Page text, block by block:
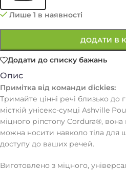
Лише 1 в наявності
ДОДАТИ В
Додати до списку бажань
Опис
Примітка від команди dickies:
Тримайте цінні речі близько до
місткій унісекс-сумці Ashville
міцного ріпстопу Cordura®,
можна носити навколо тіла для
доступу до ваших речей.
Виготовлено з міцного,